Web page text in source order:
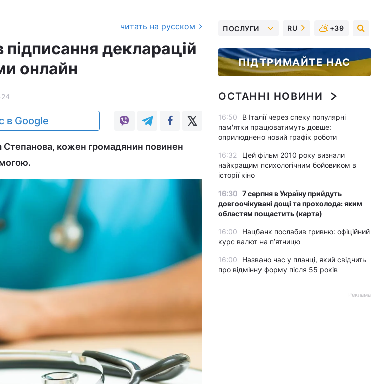
читать на русском
декларацій
онлайн
в Google
кожен громадянин повинен
ПОСЛУГИ RU +39
ПІДТРИМАЙТЕ НАС
ОСТАННІ НОВИНИ
16:50
В Італії через спеку популярні
пам'ятки працюватимуть довше:
оприлюднено новий графік роботи
16:32
Цей фільм 2010 року визнали
найкращим психологічним бойовиком в
історії кіно
16:30 7 серпня в Україну прийдуть
довгоочікувані дощі та прохолода: яким
областям пощастить (карта)
16:00
Нацбанк послабив гривню: офіційний
курс валют на п’ятницю
16:00
Названо час у планці, який свідчить
про відмінну форму після 55 років
Реклама